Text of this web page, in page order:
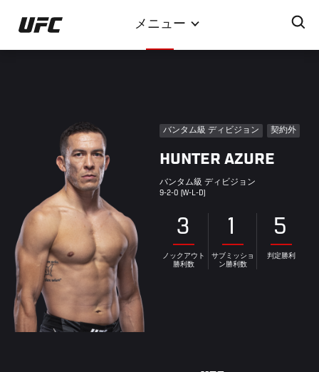
イ
ン
メニュー
バンタム級 ディビジョン 契約外
HUNTER AZURE
バンタム級 ディビジョン
9-2-0 (W-L-D)
3
ノックアウト
勝利数
1
サブミッショ
ン勝利数
5
判定勝利